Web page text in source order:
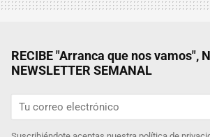
RECIBE "Arranca que nos vamos",
NEWSLETTER SEMANAL